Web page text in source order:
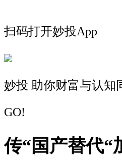
扫码打开妙投App
妙投 助你财富与认知
GO!
传“国产替代“